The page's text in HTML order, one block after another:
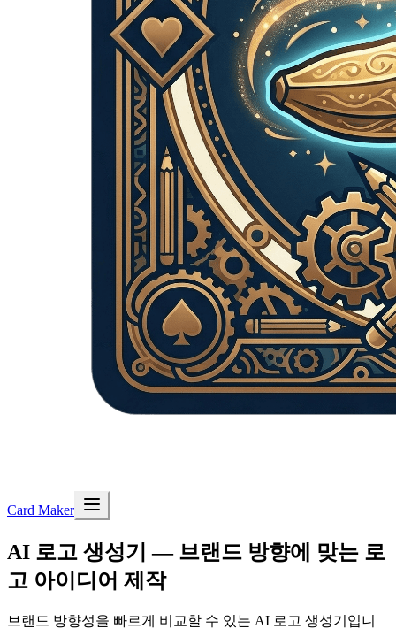
Card Maker
AI 로고 생성기 — 브랜드 방향에 맞는 로
고 아이디어 제작
브랜드 방향성을 빠르게 비교할 수 있는 AI 로고 생성기입니